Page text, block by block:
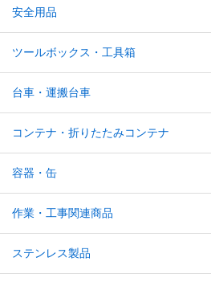
安全用品
ツールボックス・工具箱
台車・運搬台車
コンテナ・折りたたみコンテナ
容器・缶
作業・工事関連商品
ステンレス製品